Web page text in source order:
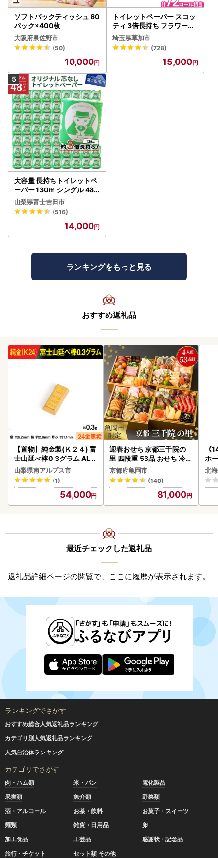
ソフトパックティッシュ 60
パック×400枚
大阪府泉佐野市
(50)
10,000
トイレットペーパー スコッ
ティ 3倍長持ち フラワーパ
ック 4ロール×6P
埼玉県草加市
(728)
15,000
大容量 長持ちトイレットペ
ーパー 130m シングル 48R
芯なし 3倍巻 トイレット
山梨県富士吉田市
(516)
14,000
ランキングをもっと見る
おすすめ返礼品
【置物】純金製(Ｋ２４) 富
士山延べ棒0.3グラム ALP
BK193
山梨県南アルプス市
(1)
54,000
迎春おせち 京都三千院の
里 四段重 53品 おせち 冷蔵
2027 先行予約
京都府亀岡市
(140)
81,000
《
ホ
( 飲
ク
贈
い
北
最近チェックした返礼品
返礼品詳細ページの閲覧で、ここに履歴が表示されます。
ランキングでさがす
おすすめ総合人気返礼品ランキング
カテゴリ別人気返礼品ランキング
人気自治体ランキング
カテゴリでさがす
肉・ハム類 米・パン
電化製品
果実類
魚介類
野菜類
酒・アルコール
お茶・飲料
お菓子・スイーツ
麺類
雑貨・日用品
卵
加工食品
工芸品
感謝状・記念品
旅行・チケット
セット類 その他